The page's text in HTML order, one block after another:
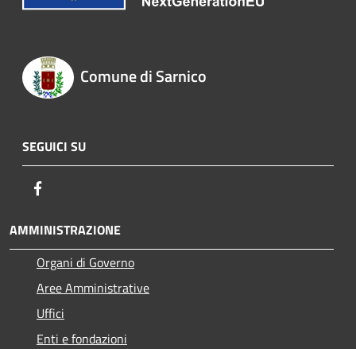
Comune di Sarnico
SEGUICI SU
AMMINISTRAZIONE
Organi di Governo
Aree Amministrative
Uffici
Enti e fondazioni